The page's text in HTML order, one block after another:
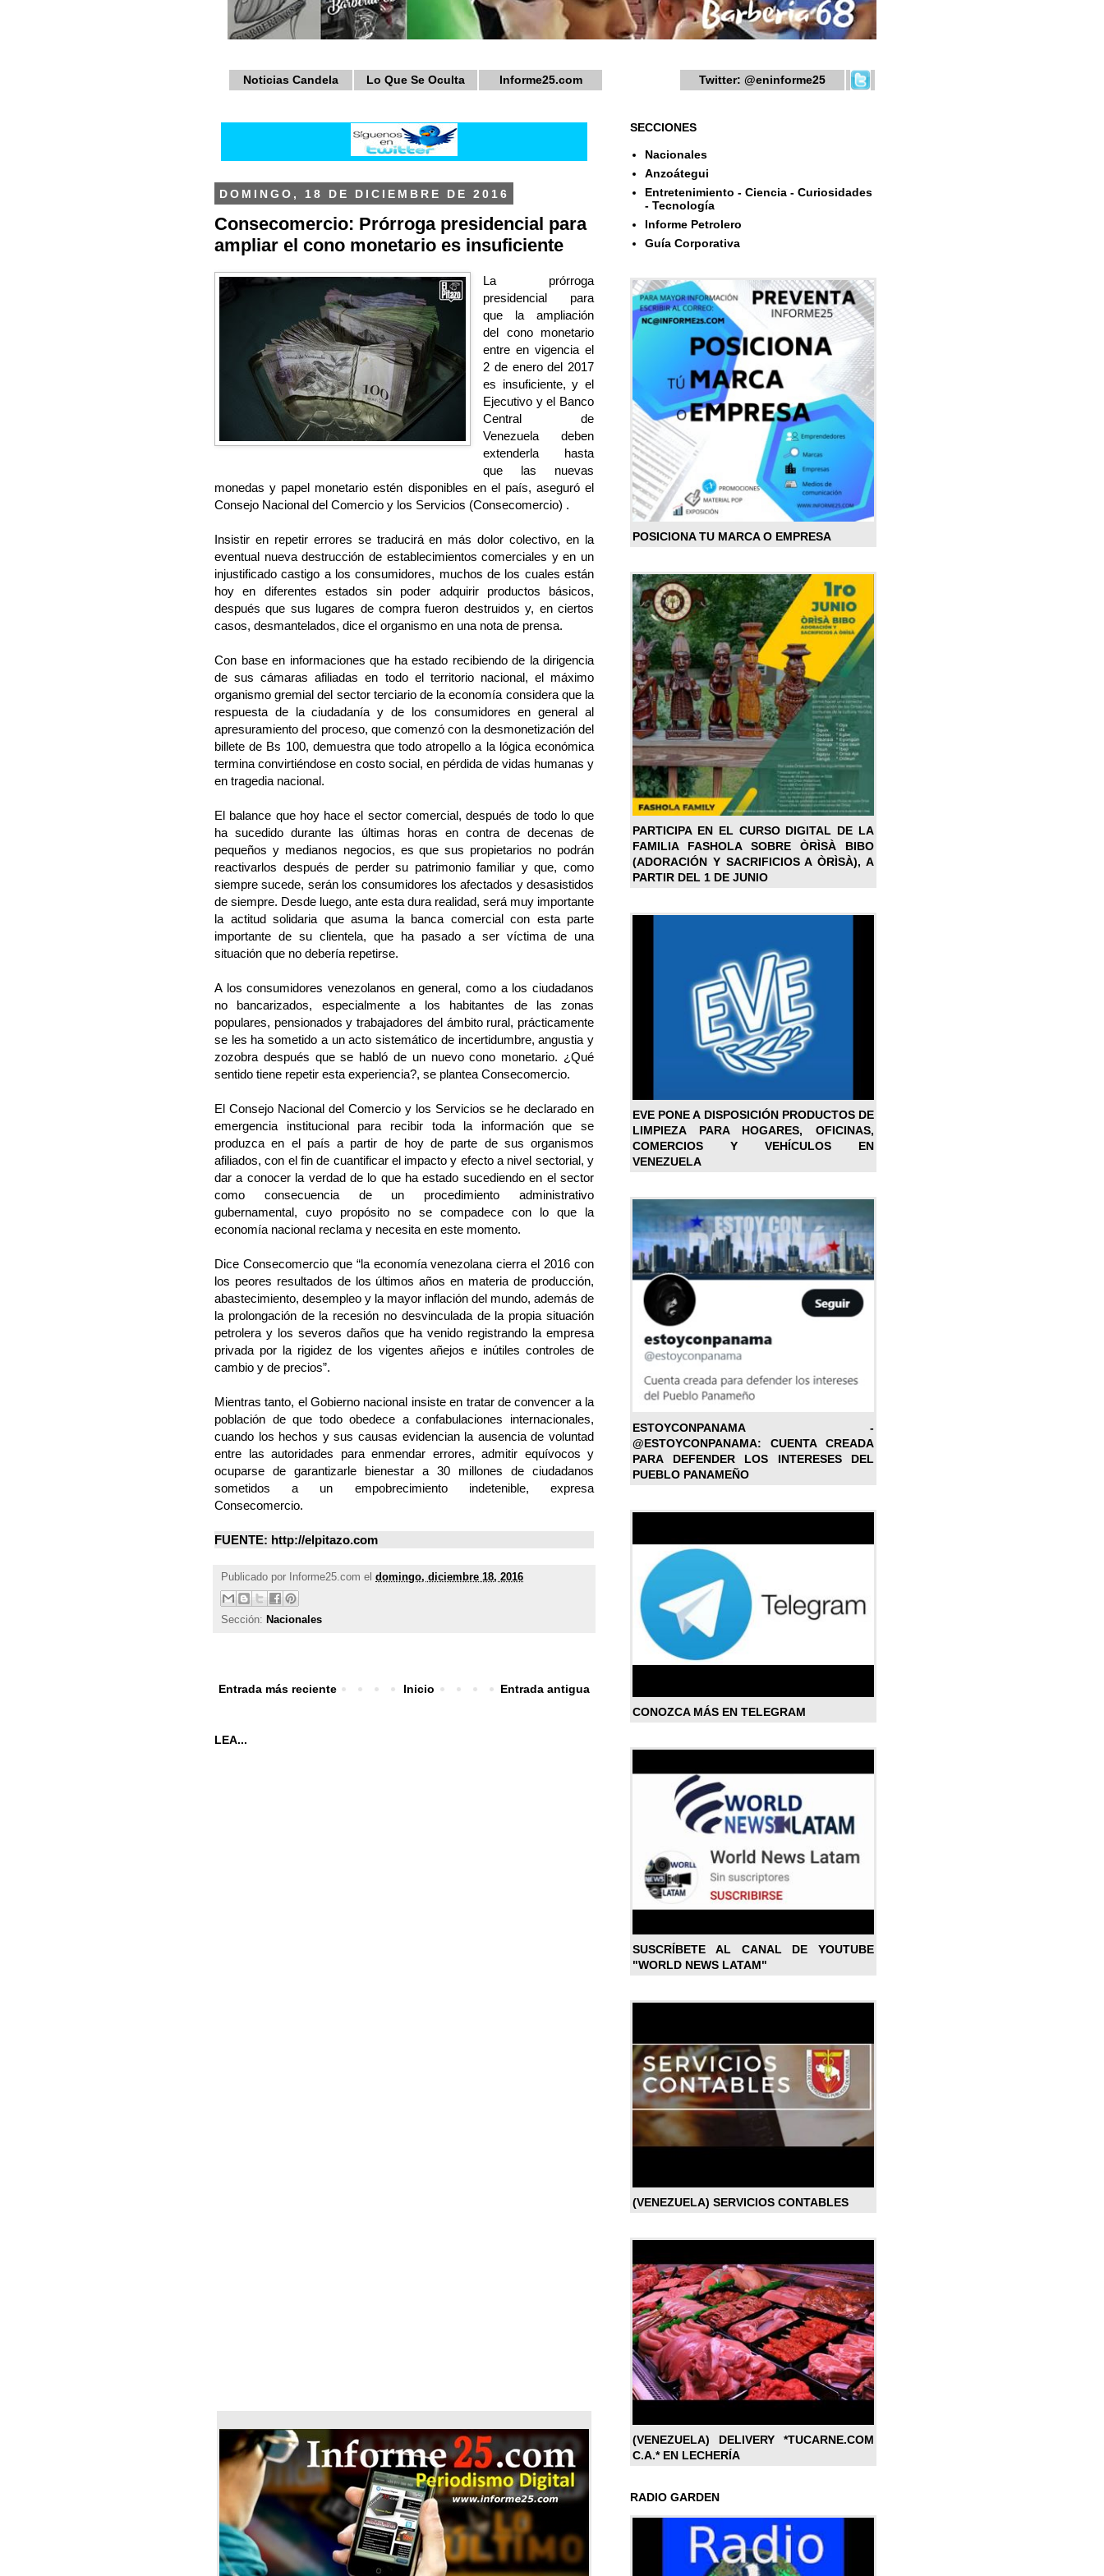
Noticias Candela Lo Que Se Oculta Informe25.com Twitter: @eninforme25
DOMINGO, 18 DE DICIEMBRE DE 2016
Consecomercio: Prórroga presidencial para
ampliar el cono monetario es insuficiente
La prórroga
presidencial para
que la ampliación
del cono monetario
entre en vigencia el
2 de enero del 2017
es insuficiente, y el
Ejecutivo y el Banco
Central de
Venezuela deben
extenderla hasta
que las nuevas
monedas y papel monetario estén disponibles en el país, aseguró el
Consejo Nacional del Comercio y los Servicios (Consecomercio) .
Insistir en repetir errores se traducirá en más dolor colectivo, en la
eventual nueva destrucción de establecimientos comerciales y en un
injustificado castigo a los consumidores, muchos de los cuales están
hoy en diferentes estados sin poder adquirir productos básicos,
después que sus lugares de compra fueron destruidos y, en ciertos
casos, desmantelados, dice el organismo en una nota de prensa.
Con base en informaciones que ha estado recibiendo de la dirigencia
de sus cámaras afiliadas en todo el territorio nacional, el máximo
organismo gremial del sector terciario de la economía considera que la
respuesta de la ciudadanía y de los consumidores en general al
apresuramiento del proceso, que comenzó con la desmonetización del
billete de Bs 100, demuestra que todo atropello a la lógica económica
termina convirtiéndose en costo social, en pérdida de vidas humanas y
en tragedia nacional.
El balance que hoy hace el sector comercial, después de todo lo que
ha sucedido durante las últimas horas en contra de decenas de
pequeños y medianos negocios, es que sus propietarios no podrán
reactivarlos después de perder su patrimonio familiar y que, como
siempre sucede, serán los consumidores los afectados y desasistidos
de siempre. Desde luego, ante esta dura realidad, será muy importante
la actitud solidaria que asuma la banca comercial con esta parte
importante de su clientela, que ha pasado a ser víctima de una
situación que no debería repetirse.
A los consumidores venezolanos en general, como a los ciudadanos
no bancarizados, especialmente a los habitantes de las zonas
populares, pensionados y trabajadores del ámbito rural, prácticamente
se les ha sometido a un acto sistemático de incertidumbre, angustia y
zozobra después que se habló de un nuevo cono monetario. ¿Qué
sentido tiene repetir esta experiencia?, se plantea Consecomercio.
El Consejo Nacional del Comercio y los Servicios se he declarado en
emergencia institucional para recibir toda la información que se
produzca en el país a partir de hoy de parte de sus organismos
afiliados, con el fin de cuantificar el impacto y efecto a nivel sectorial, y
dar a conocer la verdad de lo que ha estado sucediendo en el sector
como consecuencia de un procedimiento administrativo
gubernamental, cuyo propósito no se compadece con lo que la
economía nacional reclama y necesita en este momento.
Dice Consecomercio que “la economía venezolana cierra el 2016 con
los peores resultados de los últimos años en materia de producción,
abastecimiento, desempleo y la mayor inflación del mundo, además de
la prolongación de la recesión no desvinculada de la propia situación
petrolera y los severos daños que ha venido registrando la empresa
privada por la rigidez de los vigentes añejos e inútiles controles de
cambio y de precios”.
Mientras tanto, el Gobierno nacional insiste en tratar de convencer a la
población de que todo obedece a confabulaciones internacionales,
cuando los hechos y sus causas evidencian la ausencia de voluntad
entre las autoridades para enmendar errores, admitir equívocos y
ocuparse de garantizarle bienestar a 30 millones de ciudadanos
sometidos a un empobrecimiento indetenible, expresa
Consecomercio.
FUENTE: http://elpitazo.com
Publicado por Informe25.com el domingo, diciembre 18, 2016
Sección: Nacionales
Entrada más reciente Entrada antigua
Inicio
LEA...
SECCIONES
Nacionales
Anzoátegui
Entretenimiento - Ciencia - Curiosidades
- Tecnología
Informe Petrolero
Guía Corporativa
POSICIONA TU MARCA O EMPRESA
PARTICIPA EN EL CURSO DIGITAL DE LA
FAMILIA FASHOLA SOBRE ÒRÌSÀ BIBO
(ADORACIÓN Y SACRIFICIOS A ÒRÌSÀ), A
PARTIR DEL 1 DE JUNIO
EVE PONE A DISPOSICIÓN PRODUCTOS DE
LIMPIEZA PARA HOGARES, OFICINAS,
COMERCIOS Y VEHÍCULOS EN
VENEZUELA
ESTOYCONPANAMA -
@ESTOYCONPANAMA: CUENTA CREADA
PARA DEFENDER LOS INTERESES DEL
PUEBLO PANAMEÑO
CONOZCA MÁS EN TELEGRAM
SUSCRÍBETE AL CANAL DE YOUTUBE
"WORLD NEWS LATAM"
(VENEZUELA) SERVICIOS CONTABLES
(VENEZUELA) DELIVERY *TUCARNE.COM
C.A.* EN LECHERÍA
RADIO GARDEN